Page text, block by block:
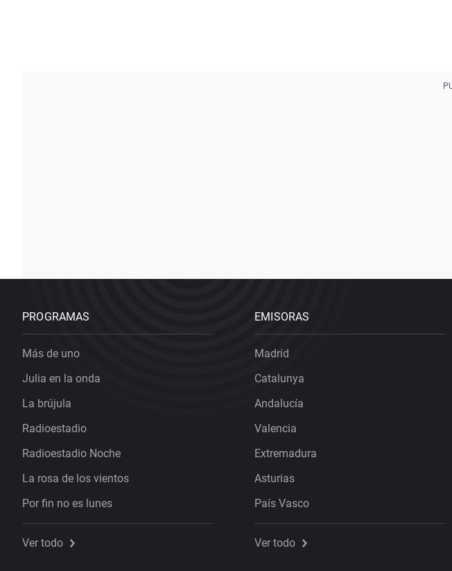
PROGRAMAS
Más de uno
Julia en la onda
La brújula
Radioestadio
Radioestadio Noche
La rosa de los vientos
Por fin no es lunes
Ver todo
EMISORAS
Madrid
Catalunya
Andalucía
Valencia
Extremadura
Asturias
País Vasco
Ver todo